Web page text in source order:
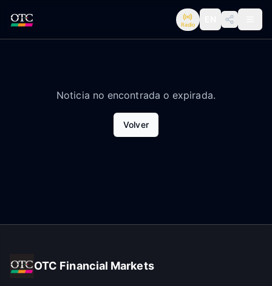
Radio
Noticia no encontrada o expirada.
Volver
OTC Financial Markets